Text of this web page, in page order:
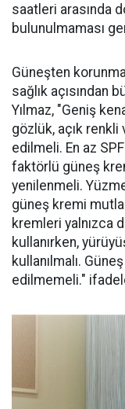
saatleri arasında
bulunulmaması
Güneşten
sağlık açısından
Yılmaz, "Geniş
gözlük, açık
edilmeli. En az
faktörlü güneş
yenilenmeli.
güneş kremi
kremleri yalnızca
kullanırken,
kullanılmalı.
edilmemeli."